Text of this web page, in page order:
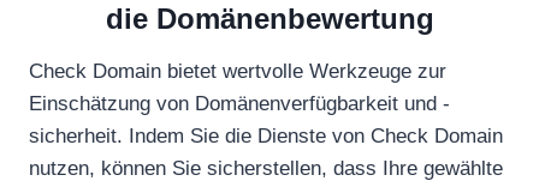
die Domänenbewertung
Check Domain bietet wertvolle Werkzeuge zur
Einschätzung von Domänenverfügbarkeit und -
sicherheit. Indem Sie die Dienste von Check Domain
nutzen, können Sie sicherstellen, dass Ihre gewählte